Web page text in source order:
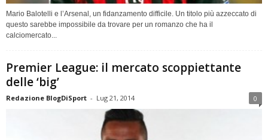
Mario Balotelli e l’Arsenal, un fidanzamento difficile. Un titolo più azzeccato di
questo sarebbe impossibile da trovare per un romanzo che ha il
calciomercato...
Premier League: il mercato scoppiettante
delle ‘big’
Redazione BlogDiSport - Lug 21, 2014 0